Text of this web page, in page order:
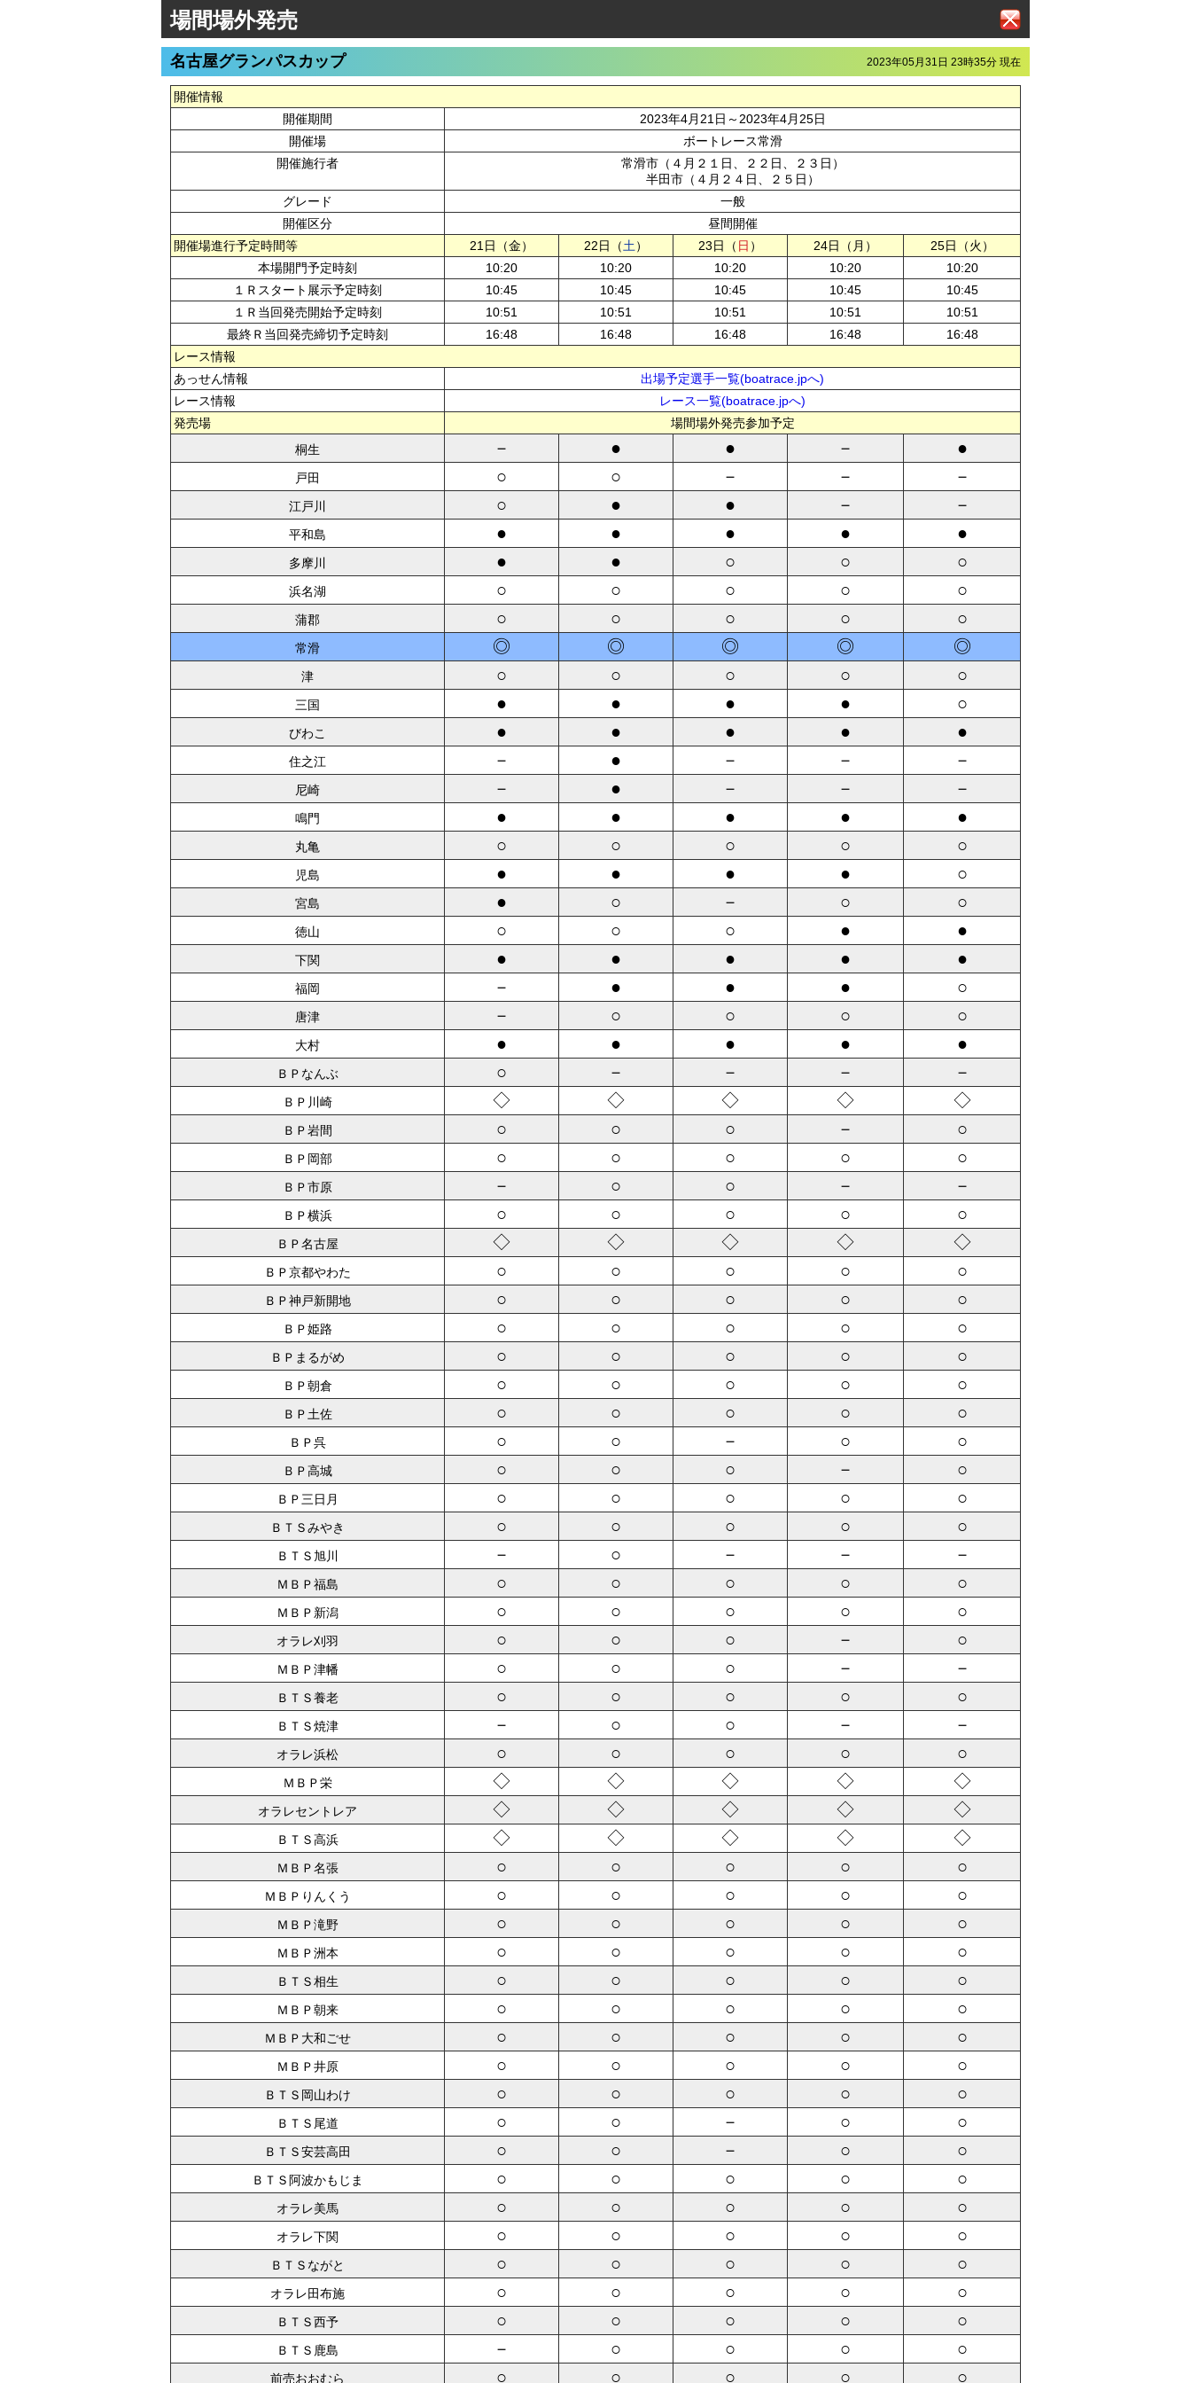
場間場外発売
2023年05月31日 23時35分 現在
名古屋グランパスカップ
開催情報
開催期間
2023年4月21日～2023年4月25日
開催場
ボートレース常滑
開催施行者
常滑市（４月２１日、２２日、２３日）
半田市（４月２４日、２５日）
グレード
一般
開催区分
昼間開催
開催場進行予定時間等
21日（金） 22日（土） 23日（ 日 ） 24日（月）
25日（火）
本場開門予定時刻
10:20 10:20 10:20 10:20
10:20
１Ｒスタート展示予定時刻
10:45 10:45 10:45 10:45
10:45
１Ｒ当回発売開始予定時刻
10:51 10:51 10:51 10:51
10:51
最終Ｒ当回発売締切予定時刻
16:48 16:48 16:48 16:48
16:48
レース情報
あっせん情報
出場予定選手一覧(boatrace.jpへ)
レース情報
レース一覧(boatrace.jpへ)
発売場
場間場外発売参加予定
桐生
－ ● ● － ●
戸田 ○ ○ － － －
江戸川 ○ ● ● － －
平和島 ● ● ● ● ●
多摩川 ● ● ○ ○ ○
浜名湖 ○ ○ ○ ○ ○
蒲郡 ○ ○ ○ ○ ○
常滑 ◎ ◎ ◎ ◎ ◎
津 ○ ○ ○ ○ ○
三国 ● ● ● ● ○
びわこ ● ● ● ● ●
住之江 － ● － － －
尼崎 － ● － － －
鳴門 ● ● ● ● ●
丸亀 ○ ○ ○ ○ ○
児島 ● ● ● ● ○
宮島 ● ○ － ○ ○
徳山 ○ ○ ○ ● ●
下関 ● ● ● ● ●
福岡 － ● ● ● ○
唐津 － ○ ○ ○ ○
大村 ● ● ● ● ●
ＢＰなんぶ ○ － － － －
ＢＰ川崎 ◇ ◇ ◇ ◇ ◇
ＢＰ岩間 ○ ○ ○ － ○
ＢＰ岡部 ○ ○ ○ ○ ○
ＢＰ市原 － ○ ○ － －
ＢＰ横浜 ○ ○ ○ ○ ○
ＢＰ名古屋 ◇ ◇ ◇ ◇ ◇
ＢＰ京都やわた ○ ○ ○ ○ ○
ＢＰ神戸新開地 ○ ○ ○ ○ ○
ＢＰ姫路 ○ ○ ○ ○ ○
ＢＰまるがめ ○ ○ ○ ○ ○
ＢＰ朝倉 ○ ○ ○ ○ ○
ＢＰ土佐 ○ ○ ○ ○ ○
ＢＰ呉 ○ ○ － ○ ○
ＢＰ高城 ○ ○ ○ － ○
ＢＰ三日月 ○ ○ ○ ○ ○
ＢＴＳみやき ○ ○ ○ ○ ○
ＢＴＳ旭川 － ○ － － －
ＭＢＰ福島 ○ ○ ○ ○ ○
ＭＢＰ新潟 ○ ○ ○ ○ ○
オラレ刈羽 ○ ○ ○ － ○
ＭＢＰ津幡 ○ ○ ○ － －
ＢＴＳ養老 ○ ○ ○ ○ ○
ＢＴＳ焼津 － ○ ○ － －
オラレ浜松 ○ ○ ○ ○ ○
ＭＢＰ栄 ◇ ◇ ◇ ◇ ◇
オラレセントレア ◇ ◇ ◇ ◇ ◇
ＢＴＳ高浜 ◇ ◇ ◇ ◇ ◇
ＭＢＰ名張 ○ ○ ○ ○ ○
ＭＢＰりんくう ○ ○ ○ ○ ○
ＭＢＰ滝野 ○ ○ ○ ○ ○
ＭＢＰ洲本 ○ ○ ○ ○ ○
ＢＴＳ相生 ○ ○ ○ ○ ○
ＭＢＰ朝来 ○ ○ ○ ○ ○
ＭＢＰ大和ごせ ○ ○ ○ ○ ○
ＭＢＰ井原 ○ ○ ○ ○ ○
ＢＴＳ岡山わけ ○ ○ ○ ○ ○
ＢＴＳ尾道 ○ ○ － ○ ○
ＢＴＳ安芸高田 ○ ○ － ○ ○
ＢＴＳ阿波かもじま ○ ○ ○ ○ ○
オラレ美馬 ○ ○ ○ ○ ○
オラレ下関 ○ ○ ○ ○ ○
ＢＴＳながと ○ ○ ○ ○ ○
オラレ田布施 ○ ○ ○ ○ ○
ＢＴＳ西予 ○ ○ ○ ○ ○
ＢＴＳ鹿島 － ○ ○ ○ ○
前売おおむら ○ ○ ○ ○ ○